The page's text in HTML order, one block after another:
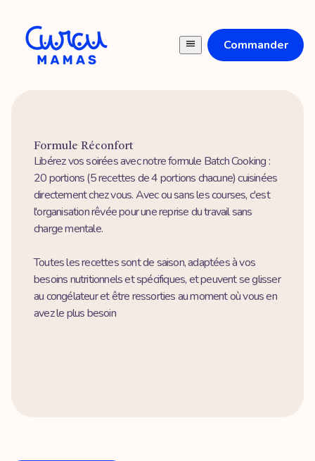
Commander
Formule Réconfort
Libérez vos soirées avec notre formule Batch Cooking :
20 portions (5 recettes de 4 portions chacune) cuisinées
directement chez vous. Avec ou sans les courses, c'est
l'organisation rêvée pour une reprise du travail sans
charge mentale.
Toutes les recettes sont de saison, adaptées à vos
besoins nutritionnels et spécifiques, et peuvent se glisser
au congélateur et être ressorties au moment où vous en
avez le plus besoin